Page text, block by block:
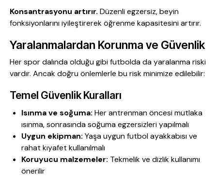
Konsantrasyonu artırır. Düzenli egzersiz, beyin
fonksiyonlarını iyileştirerek öğrenme kapasitesini artırır.
Yaralanmalardan Korunma ve Güvenlik
Her spor dalında olduğu gibi futbolda da yaralanma riski
vardır. Ancak doğru önlemlerle bu risk minimize edilebilir:
Temel Güvenlik Kuralları
Isınma ve soğuma: Her antrenman öncesi mutlaka
ısınma, sonrasında soğuma egzersizleri yapılmalı
Uygun ekipman: Yaşa uygun futbol ayakkabısı ve
rahat kıyafet kullanılmalı
Koruyucu malzemeler: Tekmelik ve dizlik kullanımı
önerilir